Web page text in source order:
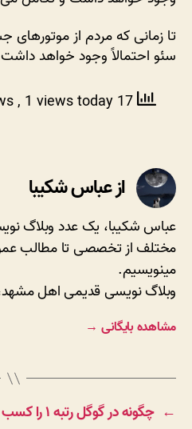
تا زمانی که مردم از موتورهای
سئو احتمالاً وجود خواهد
, 1 views today
از عباس شکیبا
عباس شکیبا، یک عدد وبلاگ
مختلف از تخصصی تا مطالب
مینویسیم.
وبلاگ نویسی قدیمی اهل مشهد، از
مشاهده بایگانی →
← چگونه در گوگل رتبه ۱ را کسب کنیم؟